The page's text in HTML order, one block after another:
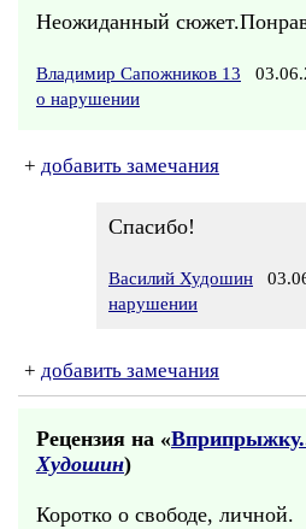
Неожиданный
Владимир Сапожников 13
о нарушении
+ добавить замечания
Спасибо!
Василий Худошин
нарушении
+ добавить замечания
Рецензия на «
Худошин)
Коротко о свободе, личной.